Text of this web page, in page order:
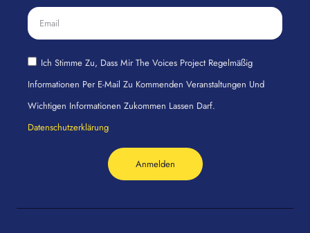
Ich Stimme Zu, Dass Mir The Voices Project Regelmäßig
Informationen Per E-Mail Zu Kommenden Veranstaltungen Und
Wichtigen Informationen Zukommen Lassen Darf.
Datenschutzerklärung
Anmelden